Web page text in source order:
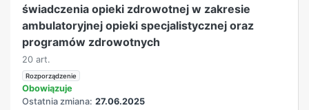
świadczenia opieki zdrowotnej w zakresie
ambulatoryjnej opieki specjalistycznej oraz
programów zdrowotnych
20 art.
Rozporządzenie
Obowiązuje
Ostatnia zmiana: 27.06.2025